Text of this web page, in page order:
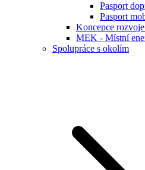
Pasport
Pasport
Koncepce
MEK - Místní
Spolupráce s okolím